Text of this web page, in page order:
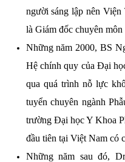
người sáng lập nên
là Giám đốc chuyên môn
Những năm 2000, BS
Hệ chính quy của Đại
qua quá trình nỗ lực
tuyển chuyên ngành
trường Đại học Y Khoa
đầu tiên tại Việt Nam có
Những năm sau đó,